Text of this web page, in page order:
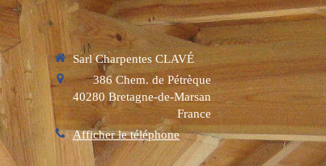
Sarl Charpentes CLAVÉ
386 Chem. de Pétrèque
40280 Bretagne-de-Marsan
France
Afficher le téléphone